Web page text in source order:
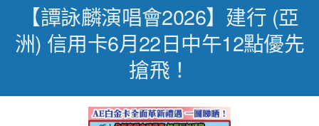
【譚詠麟演唱會2026】建行 (亞
洲) 信用卡6月22日中午12點優先
搶飛！